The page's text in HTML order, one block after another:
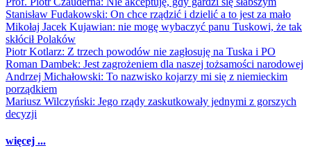
Stanisław Fudakowski: On chce rządzić i dzielić a to jest za mało
Mikołaj Jacek Kujawian: nie mogę wybaczyć panu Tuskowi, że tak
skłócił Polaków
Piotr Kotlarz: Z trzech powodów nie zagłosuję na Tuska i PO
Roman Dambek: Jest zagrożeniem dla naszej tożsamości narodowej
Andrzej Michałowski: To nazwisko kojarzy mi się z niemieckim
porządkiem
Mariusz Wilczyński: Jego rządy zaskutkowały jednymi z gorszych
decyzji
więcej ...